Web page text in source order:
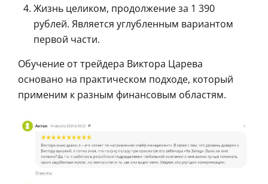
Жизнь целиком, продолжение за 1 390
рублей. Является углубленным вариантом
первой части.
Обучение от трейдера Виктора Царева
основано на практическом подходе, который
применим к разным финансовым областям.